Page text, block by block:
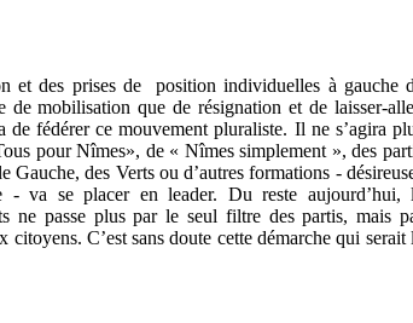
et des prises de
position individuelles à gauche
mobilisation que de résignation et de laisser-
fédérer ce mouvement pluraliste. Il ne s’agira
pour Nîmes», de « Nîmes simplement », des
des Verts ou d’autres formations -
va se placer en leader. Du reste aujourd’hui,
ne passe plus par le seul filtre des partis, mais
C’est sans doute cette démarche qui serait